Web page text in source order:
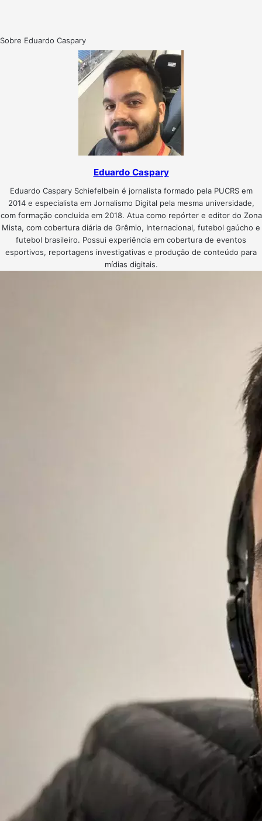
Sobre Eduardo Caspary
Eduardo Caspary
Eduardo Caspary Schiefelbein é jornalista formado pela PUCRS em
2014 e especialista em Jornalismo Digital pela mesma universidade,
com formação concluída em 2018. Atua como repórter e editor do Zona
Mista, com cobertura diária de Grêmio, Internacional, futebol gaúcho e
futebol brasileiro. Possui experiência em cobertura de eventos
esportivos, reportagens investigativas e produção de conteúdo para
mídias digitais.